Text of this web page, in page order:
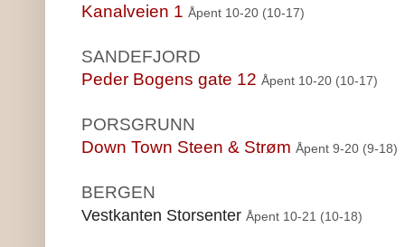
Kanalveien 1 Åpent 10-20 (10-17)
SANDEFJORD
Peder Bogens gate 12 Åpent 10-20 (10-17)
PORSGRUNN
Down Town Steen & Strøm Åpent 9-20 (9-18)
BERGEN
Vestkanten Storsenter Åpent 10-21 (10-18)